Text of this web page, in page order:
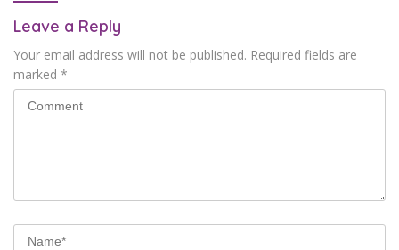
Leave a Reply
Your email address will not be published. Required fields are
marked *